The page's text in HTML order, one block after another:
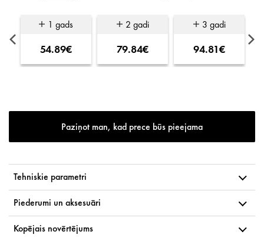
1 gads
54.89€
2 gadi
79.84€
3 gadi
94.81€
Paziņot man, kad prece būs pieejama
Tehniskie parametri
Piederumi un aksesuāri
Kopējais novērtējums